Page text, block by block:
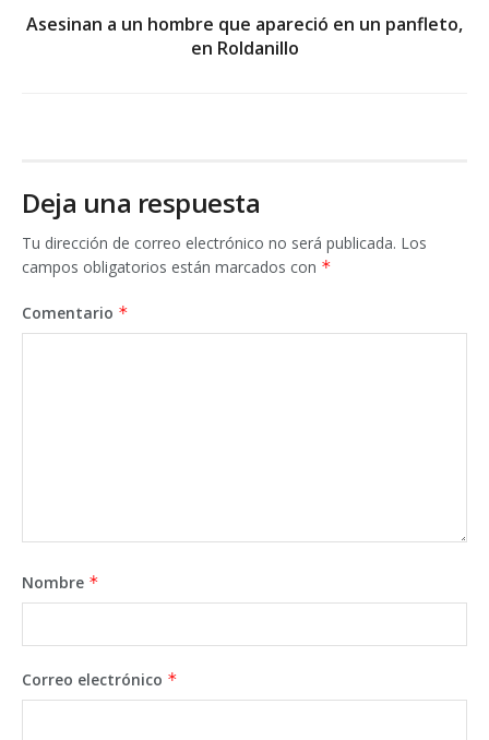
Asesinan a un hombre que apareció en un panfleto,
en Roldanillo
Deja una respuesta
Tu dirección de correo electrónico no será publicada. Los
campos obligatorios están marcados con *
Comentario *
Nombre *
Correo electrónico *